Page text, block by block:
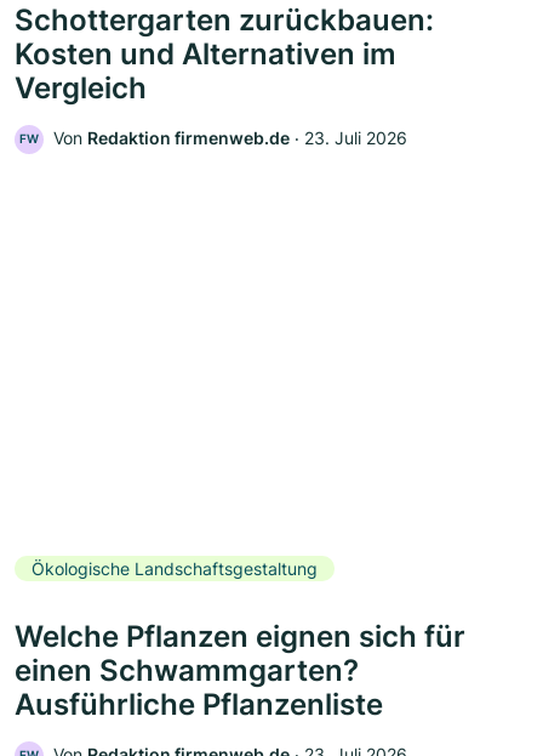
Schottergarten zurückbauen:
Kosten und Alternativen im
Vergleich
FW Von Redaktion firmenweb.de ‧ 23. Juli 2026
Ökologische Landschaftsgestaltung
Welche Pflanzen eignen sich für
einen Schwammgarten?
Ausführliche Pflanzenliste